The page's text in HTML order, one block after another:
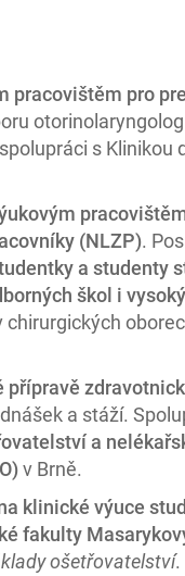
pracovištěm pro
s Klinikou
(NLZP).
a studenty
škol i
přípravě
a stáží.
a
v Brně.
klinické výuce
fakulty
ošetřovatelství.